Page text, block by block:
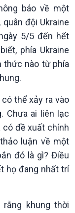
& Công nghệ
học & Công nghệ
nghệ
với biến đổi
báo về một
đội Ukraine
5/5 đến hết
phía Ukraine
thức nào từ phía
thể xảy ra vào
Chưa ai liên lạc
đề xuất chính
luận về một
đó là gì? Điều
họ đang nhất trí
rằng khung thời